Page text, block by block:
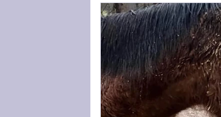
Trouble neurologique
Difficulté à prendre du poids